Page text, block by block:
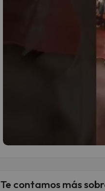
Te contamos más